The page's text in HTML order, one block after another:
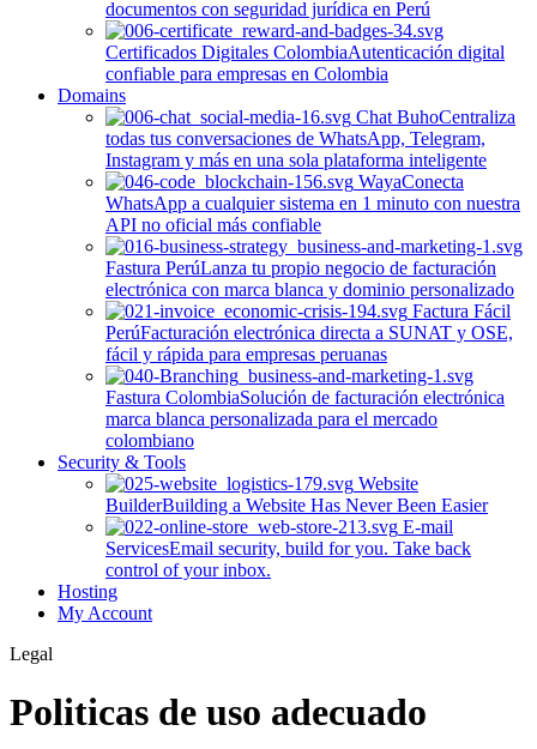
documentos con seguridad jurídica en Perú
Certificados Digitales ColombiaAutenticación digital
confiable para empresas en Colombia
Domains
Chat BuhoCentraliza
todas tus conversaciones de WhatsApp, Telegram,
Instagram y más en una sola plataforma inteligente
WayaConecta
WhatsApp a cualquier sistema en 1 minuto con nuestra
API no oficial más confiable
Fastura PerúLanza tu propio negocio de facturación
electrónica con marca blanca y dominio personalizado
Factura Fácil
PerúFacturación electrónica directa a SUNAT y OSE,
fácil y rápida para empresas peruanas
Fastura ColombiaSolución de facturación electrónica
marca blanca personalizada para el mercado
colombiano
Security & Tools
Website
BuilderBuilding a Website Has Never Been Easier
E-mail
ServicesEmail security, build for you. Take back
control of your inbox.
Hosting
My Account
Legal
Politicas de uso adecuado